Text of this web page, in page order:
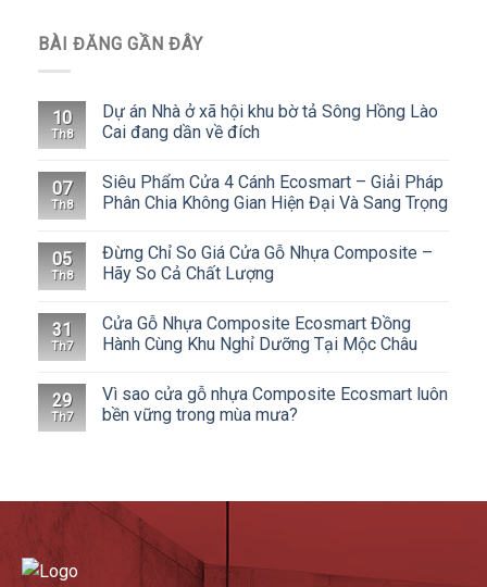
BÀI ĐĂNG GẦN ĐÂY
10
Th8
Dự án Nhà ở xã hội khu bờ tả Sông Hồng Lào
Cai đang dần về đích
07
Th8
Siêu Phẩm Cửa 4 Cánh Ecosmart – Giải Pháp
Phân Chia Không Gian Hiện Đại Và Sang Trọng
05
Th8
Đừng Chỉ So Giá Cửa Gỗ Nhựa Composite –
Hãy So Cả Chất Lượng
31
Th7
Cửa Gỗ Nhựa Composite Ecosmart Đồng
Hành Cùng Khu Nghỉ Dưỡng Tại Mộc Châu
29
Th7
Vì sao cửa gỗ nhựa Composite Ecosmart luôn
bền vững trong mùa mưa?